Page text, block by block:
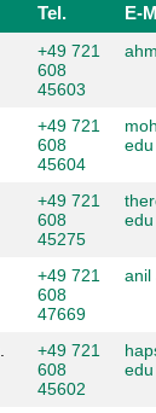
Tel. E-
+49 721
608
45603
+49 721
608
45604
edu
+49 721
608
45275
edu
+49 721
608
47669
anil
+49 721
608
45602
edu